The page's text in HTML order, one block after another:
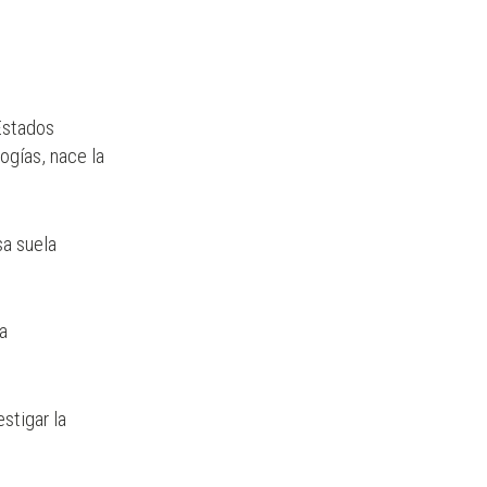
nace la
suela
la